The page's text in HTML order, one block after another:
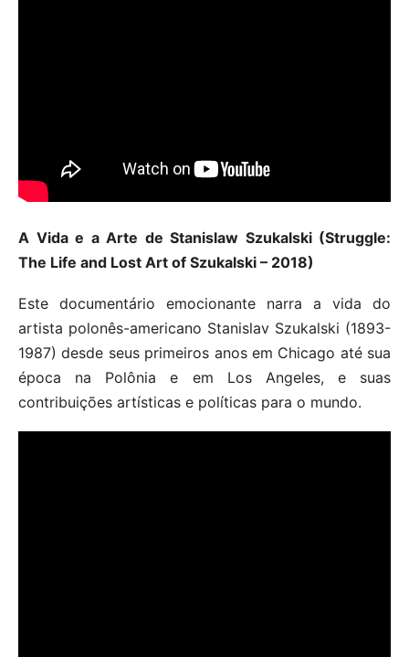
A Vida e a Arte de Stanislaw Szukalski (Struggle:
The Life and Lost Art of Szukalski – 2018)
Este documentário emocionante narra a vida do
artista polonês-americano Stanislav Szukalski (1893-
1987) desde seus primeiros anos em Chicago até sua
época na Polônia e em Los Angeles, e suas
contribuições artísticas e políticas para o mundo.